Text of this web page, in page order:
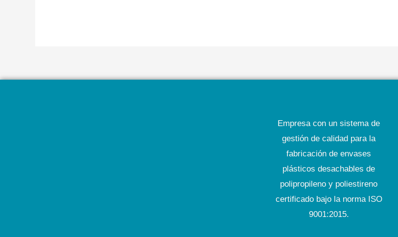
Empresa con un sistema de
gestión de calidad para la
fabricación de envases
plásticos desachables de
polipropileno y poliestireno
certificado bajo la norma ISO
9001:2015.